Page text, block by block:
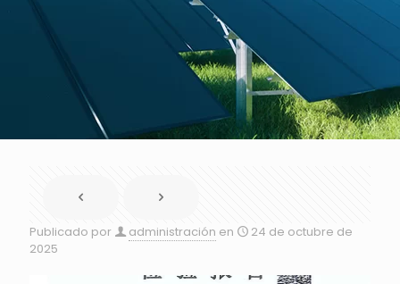
Publicado por administración en
24 de octubre de
2025